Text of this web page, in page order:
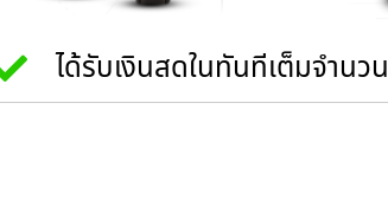
ได้รับเงินสดในทันทีเต็มจำนวน